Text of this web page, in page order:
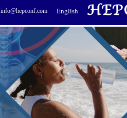
English
info@hepconf.com